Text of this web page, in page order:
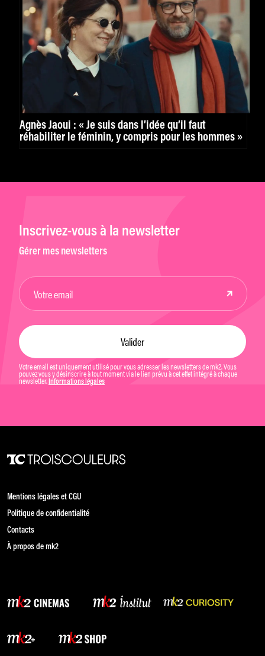
Agnès Jaoui : « Je suis dans l’idée qu’il faut
réhabiliter le féminin, y compris pour les hommes »
Inscrivez-vous à la newsletter
Gérer mes newsletters
Votre email est uniquement utilisé pour vous adresser les newsletters de mk2. Vous
pouvez vous y désinscrire à tout moment via le lien prévu à cet effet intégré à chaque
newsletter. Informations légales
Mentions légales et CGU
Politique de confidentialité
Contacts
À propos de mk2